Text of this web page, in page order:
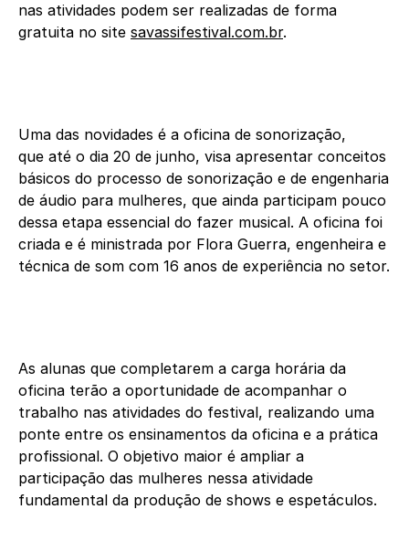
nas atividades podem ser realizadas de forma
gratuita no site savassifestival.com.br.
Uma das novidades é a oficina de sonorização,
que até o dia 20 de junho, visa apresentar conceitos
básicos do processo de sonorização e de engenharia
de áudio para mulheres, que ainda participam pouco
dessa etapa essencial do fazer musical. A oficina foi
criada e é ministrada por Flora Guerra, engenheira e
técnica de som com 16 anos de experiência no setor.
As alunas que completarem a carga horária da
oficina terão a oportunidade de acompanhar o
trabalho nas atividades do festival, realizando uma
ponte entre os ensinamentos da oficina e a prática
profissional. O objetivo maior é ampliar a
participação das mulheres nessa atividade
fundamental da produção de shows e espetáculos.